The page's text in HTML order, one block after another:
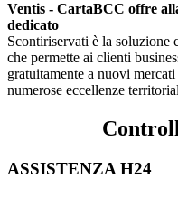
Ventis - CartaBCC offre
dedicato
Scontiriservati è la soluzione
che permette ai clienti
gratuitamente a nuovi
numerose eccellenze
ASSISTENZA H24